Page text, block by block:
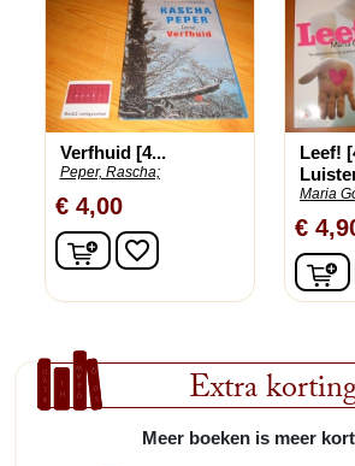
Extra
Meer boeken is meer
Verfhuid [4...
Peper, Rascha;
€ 4,00
In winkelwagen
favorite_border
Leef!
Maria
€